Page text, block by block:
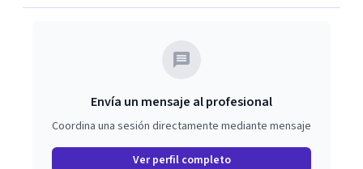
Envía un mensaje al profesional
Coordina una sesión directamente mediante mensaje
Ver perfil completo